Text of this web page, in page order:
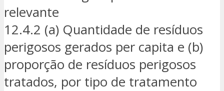
relevante
12.4.2 (a) Quantidade de resíduos
perigosos gerados per capita e (b)
proporção de resíduos perigosos
tratados, por tipo de tratamento